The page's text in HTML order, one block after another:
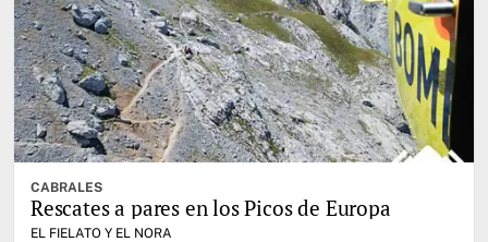
CABRALES
Rescates a pares en los Picos de Europa
EL FIELATO Y EL NORA